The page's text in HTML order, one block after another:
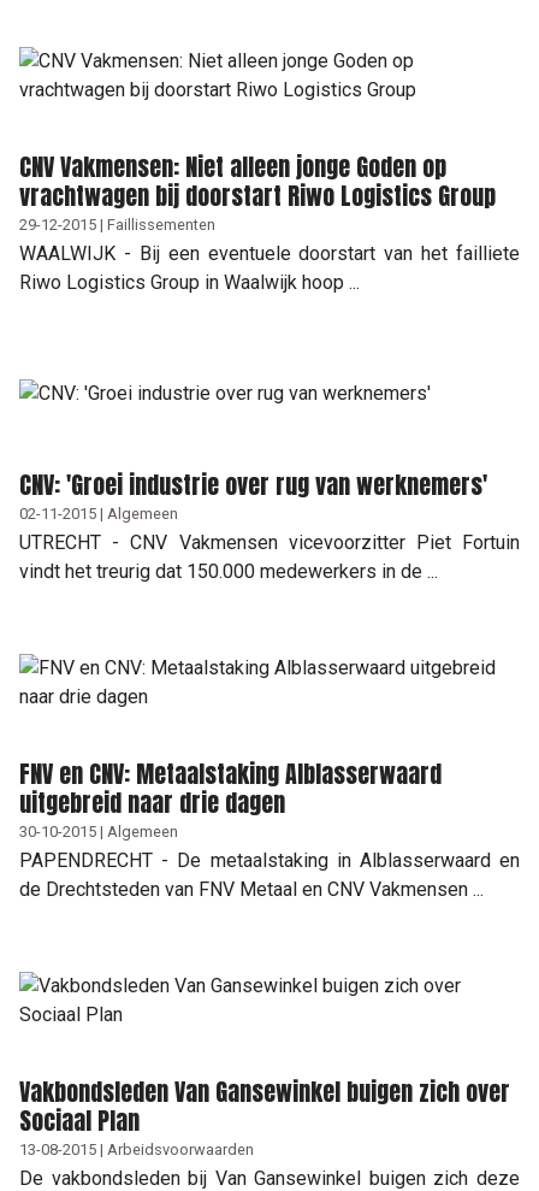
CNV Vakmensen: Niet alleen jonge Goden op
vrachtwagen bij doorstart Riwo Logistics Group
29-12-2015 | Faillissementen
WAALWIJK - Bij een eventuele doorstart van het failliete
Riwo Logistics Group in Waalwijk hoop ...
CNV: 'Groei industrie over rug van werknemers'
02-11-2015 | Algemeen
UTRECHT - CNV Vakmensen vicevoorzitter Piet Fortuin
vindt het treurig dat 150.000 medewerkers in de ...
FNV en CNV: Metaalstaking Alblasserwaard
uitgebreid naar drie dagen
30-10-2015 | Algemeen
PAPENDRECHT - De metaalstaking in Alblasserwaard en
de Drechtsteden van FNV Metaal en CNV Vakmensen ...
Vakbondsleden Van Gansewinkel buigen zich over
Sociaal Plan
13-08-2015 | Arbeidsvoorwaarden
De vakbondsleden bij Van Gansewinkel buigen zich deze